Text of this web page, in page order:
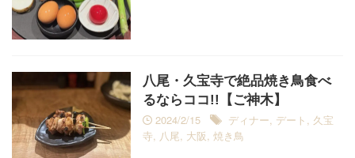
八尾・久宝寺で絶品焼き鳥食べ
るならココ!!【ご神木】
2024/2/15
ディナー, デート , 久宝
寺, 八尾, 大阪, 焼き鳥